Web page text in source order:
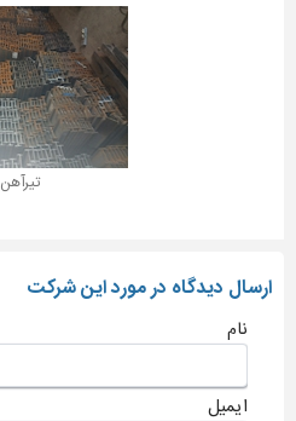
تیرآهن
ارسال دیدگاه در مورد این شرکت
نام
ایمیل